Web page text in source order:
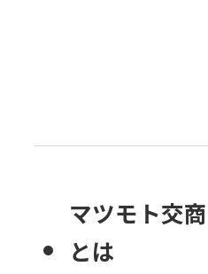
マツモト交商
とは